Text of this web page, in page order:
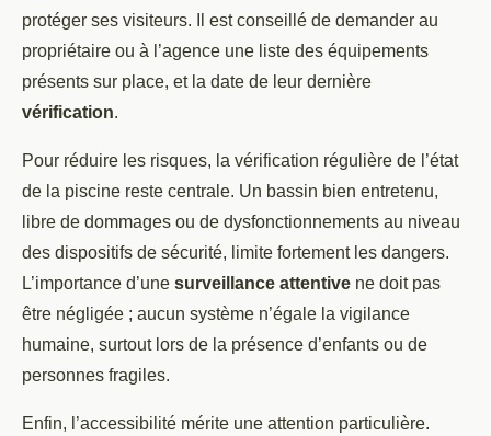
protéger ses visiteurs. Il est conseillé de demander au
propriétaire ou à l’agence une liste des équipements
présents sur place, et la date de leur dernière
vérification.
Pour réduire les risques, la vérification régulière de l’état
de la piscine reste centrale. Un bassin bien entretenu,
libre de dommages ou de dysfonctionnements au niveau
des dispositifs de sécurité, limite fortement les dangers.
L’importance d’une surveillance attentive ne doit pas
être négligée ; aucun système n’égale la vigilance
humaine, surtout lors de la présence d’enfants ou de
personnes fragiles.
Enfin, l’accessibilité mérite une attention particulière.